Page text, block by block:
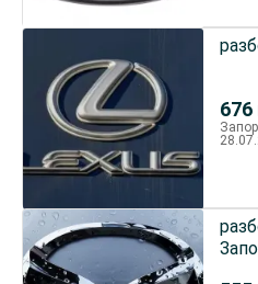
676